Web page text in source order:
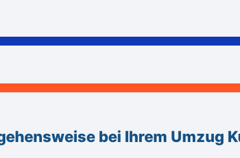
bei Ihrem Umzug